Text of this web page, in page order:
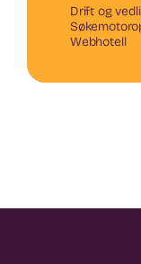
Drift og
Webhotell